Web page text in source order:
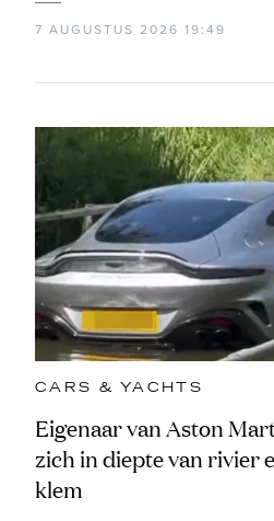
7 AUGUSTUS 2026 19:49
CARS & YACHTS
Eigenaar van Aston
zich in diepte van rivier
klem